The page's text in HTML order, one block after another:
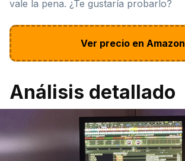
vale la pena. ¿Te gustaría probarlo?
Ver precio en Amazon
Análisis detallado